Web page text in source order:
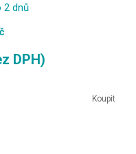
2 dnů
DPH)
Koupit